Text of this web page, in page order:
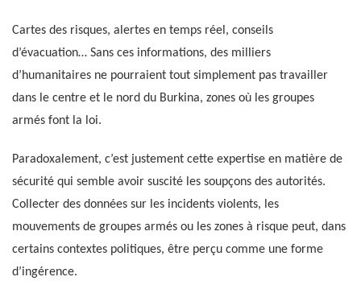
Cartes des risques, alertes en temps réel, conseils
d’évacuation… Sans ces informations, des milliers
d’humanitaires ne pourraient tout simplement pas travailler
dans le centre et le nord du Burkina, zones où les groupes
armés font la loi.
Paradoxalement, c’est justement cette expertise en matière de
sécurité qui semble avoir suscité les soupçons des autorités.
Collecter des données sur les incidents violents, les
mouvements de groupes armés ou les zones à risque peut, dans
certains contextes politiques, être perçu comme une forme
d’ingérence.